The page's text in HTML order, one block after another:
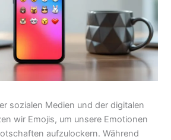
sozialen Medien und der digitalen
wir Emojis, um unsere Emotionen
aufzulockern. Während